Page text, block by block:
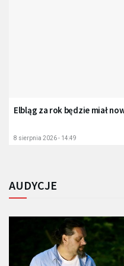
Elbląg za rok będzie miał
8 sierpnia 2026 - 14:49
AUDYCJE